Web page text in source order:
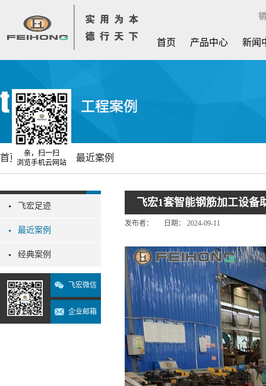
首页 产品中心 新闻
飞宏足迹
最近案例
经典案例
飞宏微信
企业邮箱
首页 工程案例 最近案例
飞宏1套智能钢筋加工设
发布者： 日期： 2024-09-11
亲，扫一扫
浏览手机云网站